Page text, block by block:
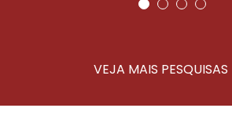
VEJA MAIS PESQUISAS